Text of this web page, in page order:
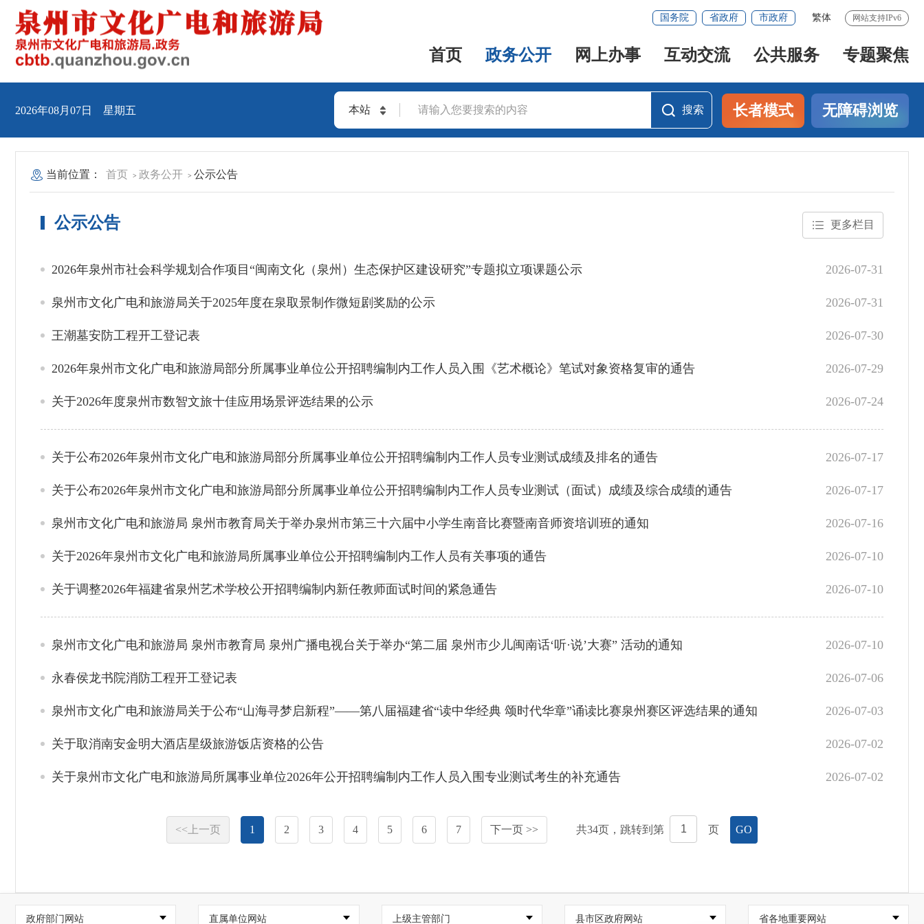
国务院 省政府 市政府 繁体 网站支持IPv6
首页 政务公开 网上办事 互动交流 公共服务 专题聚焦
2026年08月07日 星期五 本站 搜索 长者模式 无障碍浏览
当前位置： 首页 > 政务公开 > 公示公告
公示公告 更多栏目
2026年泉州市社会科学规划合作项目“闽南文化（泉州）生态保护区建设研究”专题拟立项课题公示 2026-07-31
泉州市文化广电和旅游局关于2025年度在泉取景制作微短剧奖励的公示 2026-07-31
王潮墓安防工程开工登记表 2026-07-30
2026年泉州市文化广电和旅游局部分所属事业单位公开招聘编制内工作人员入围《艺术概论》笔试对象资格复审的通告 2026-07-29
关于2026年度泉州市数智文旅十佳应用场景评选结果的公示 2026-07-24
关于公布2026年泉州市文化广电和旅游局部分所属事业单位公开招聘编制内工作人员专业测试成绩及排名的通告 2026-07-17
关于公布2026年泉州市文化广电和旅游局部分所属事业单位公开招聘编制内工作人员专业测试（面试）成绩及综合成绩的通告 2026-07-17
泉州市文化广电和旅游局 泉州市教育局关于举办泉州市第三十六届中小学生南音比赛暨南音师资培训班的通知 2026-07-16
关于2026年泉州市文化广电和旅游局所属事业单位公开招聘编制内工作人员有关事项的通告 2026-07-10
关于调整2026年福建省泉州艺术学校公开招聘编制内新任教师面试时间的紧急通告 2026-07-10
泉州市文化广电和旅游局 泉州市教育局 泉州广播电视台关于举办“第二届 泉州市少儿闽南话‘听·说’大赛” 活动的通知 2026-07-10
永春侯龙书院消防工程开工登记表 2026-07-06
泉州市文化广电和旅游局关于公布“山海寻梦启新程”——第八届福建省“读中华经典 颂时代华章”诵读比赛泉州赛区评选结果的通知 2026-07-03
关于取消南安金明大酒店星级旅游饭店资格的公告 2026-07-02
关于泉州市文化广电和旅游局所属事业单位2026年公开招聘编制内工作人员入围专业测试考生的补充通告 2026-07-02
<<上一页 1 2 3 4 5 6 7 下一页 >> 共34页，跳转到第 页 GO
政府部门网站 直属单位网站 上级主管部门 县市区政府网站 省各地重要网站